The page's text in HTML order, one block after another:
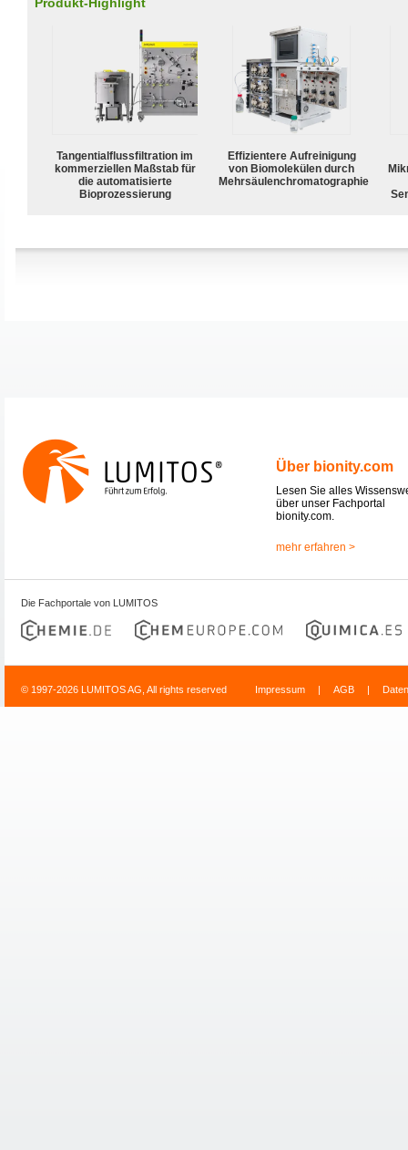
Tangentialflussfiltration im
kommerziellen Maßstab für
die automatisierte
Bioprozessierung
Effizientere Aufreinigung
von Biomolekülen durch
Mehrsäulenchromatographie
Über bionity.com
Lesen Sie alles
über unser Fachportal
bionity.com.
mehr erfahren >
Die Fachportale von LUMITOS
© 1997-2026 LUMITOS AG, All rights reserved Impressum | AGB |